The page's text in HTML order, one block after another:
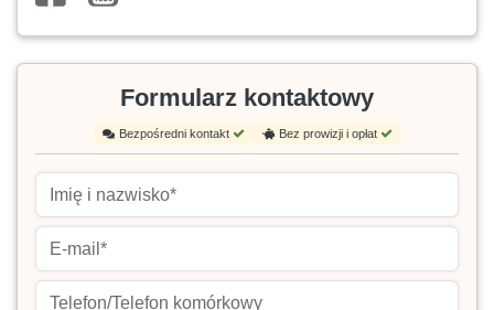
Formularz kontaktowy
Bezpośredni kontakt Bez prowizji i opłat